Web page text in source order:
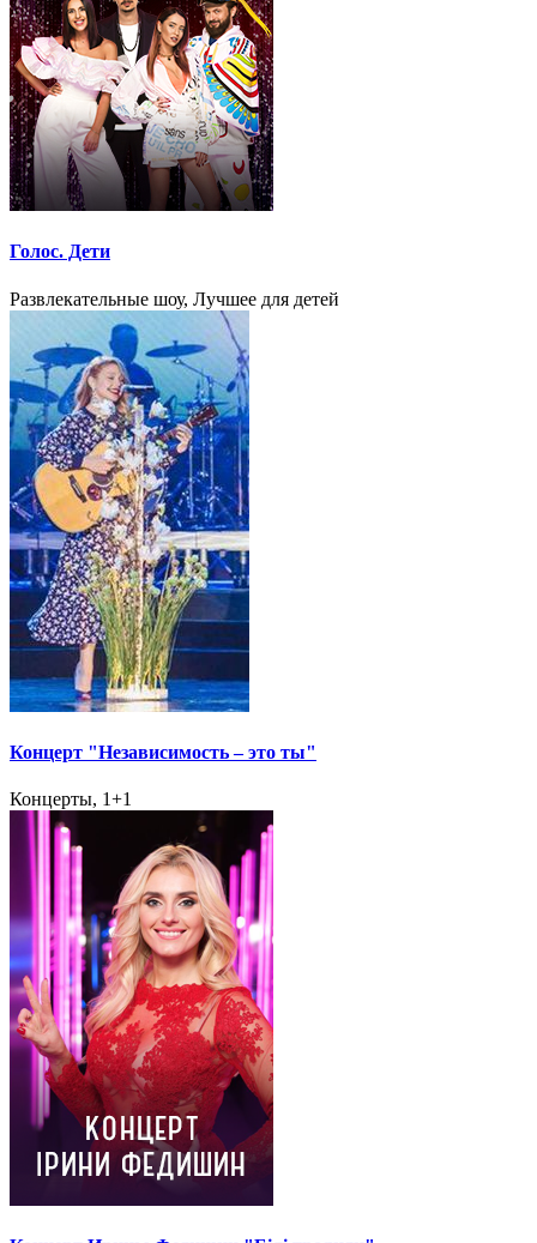
Голос. Дети
Развлекательные шоу, Лучшее для детей
Концерт "Независимость – это ты"
Концерты, 1+1